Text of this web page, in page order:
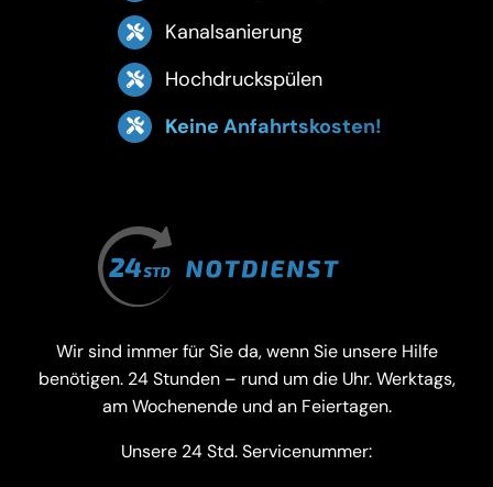
Kanalsanierung
Hochdruckspülen
Keine Anfahrtskosten!
Wir sind immer für Sie da, wenn Sie unsere Hilfe
benötigen. 24 Stunden – rund um die Uhr. Werktags,
am Wochenende und an Feiertagen.
Unsere 24 Std. Servicenummer: